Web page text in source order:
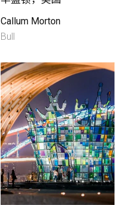
Callum Morton
Bull